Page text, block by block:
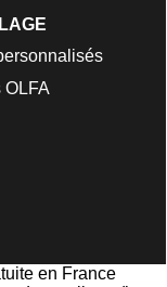
OLFA
en France